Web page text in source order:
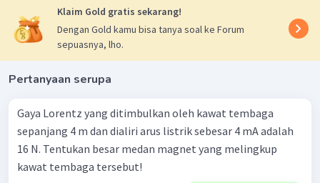
Klaim Gold gratis sekarang!
Dengan Gold kamu bisa tanya soal ke Forum
sepuasnya, lho.
Pertanyaan serupa
Gaya Lorentz yang ditimbulkan oleh kawat tembaga
sepanjang 4 m dan dialiri arus listrik sebesar 4 mA adalah
16 N. Tentukan besar medan magnet yang melingkup
kawat tembaga tersebut!